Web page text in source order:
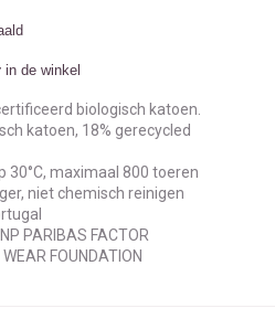
in de winkel
biologisch katoen.
katoen, 18% gerecycled
30°C, maximaal 800 toeren
niet chemisch reinigen
PARIBAS FACTOR
FOUNDATION